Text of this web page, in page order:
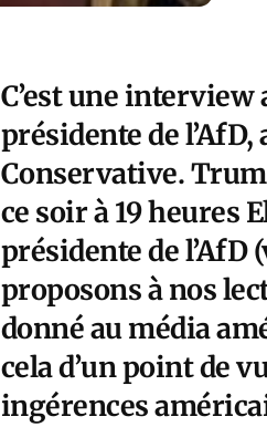
C’est une interview
présidente de
Conservative.
ce soir à 19 heures
présidente de l’AfD
proposons à nos
donné au média
cela d’un point de
ingérences